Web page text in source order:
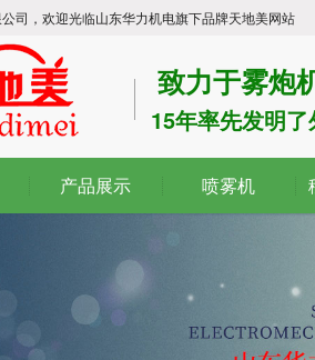
司，欢迎光临山东华力机电旗下品牌天地美网站
致力于雾炮
15年率先发明
产品展示 喷雾机